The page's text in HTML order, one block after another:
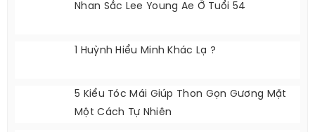
Nhan Sắc Lee Young Ae Ở Tuổi 54
1 Huỳnh Hiểu Minh Khác Lạ ?
5 Kiểu Tóc Mái Giúp Thon Gọn Gương Mặt
Một Cách Tự Nhiên